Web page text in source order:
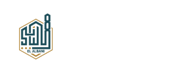
content